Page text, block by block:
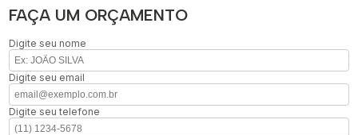
FAÇA UM ORÇAMENTO
Digite seu nome
Digite seu email
Digite seu telefone